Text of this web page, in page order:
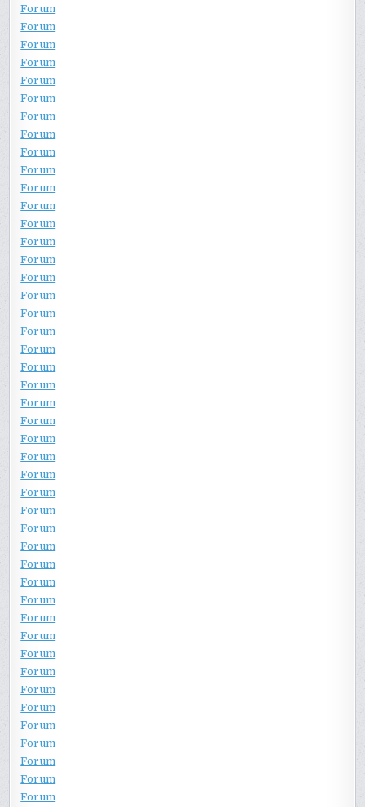
Forum
Forum
Forum
Forum
Forum
Forum
Forum
Forum
Forum
Forum
Forum
Forum
Forum
Forum
Forum
Forum
Forum
Forum
Forum
Forum
Forum
Forum
Forum
Forum
Forum
Forum
Forum
Forum
Forum
Forum
Forum
Forum
Forum
Forum
Forum
Forum
Forum
Forum
Forum
Forum
Forum
Forum
Forum
Forum
Forum